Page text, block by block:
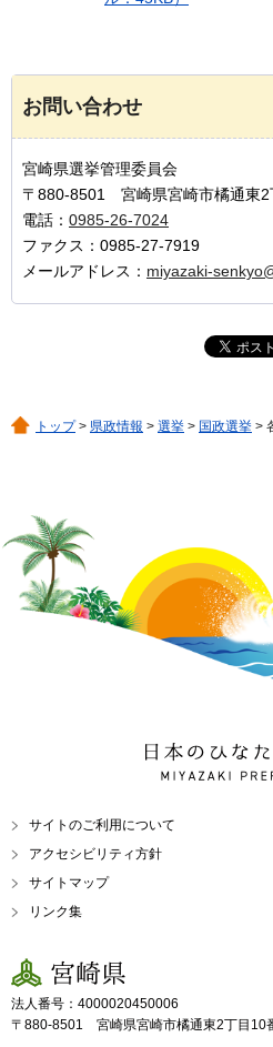
お問い合わせ
宮崎県選挙管理委員会
〒880-8501 宮崎県宮崎市橘通東2
電話： 0985-26-7024
ファクス：0985-27-7919
メールアドレス： miyazaki-
トップ> 県政情報 > 選挙 > 国政選挙 >
日本のひなた 宮
MIYAZAKI
サイトのご利用について
アクセシビリティ方針
サイトマップ
リンク集
宮崎県
法人番号：4000020450006
〒880-8501 宮崎県宮崎市橘通東2丁目10